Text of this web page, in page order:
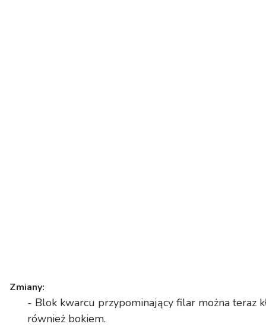
Zmiany:
- Blok kwarcu przypominający filar można teraz
również bokiem.